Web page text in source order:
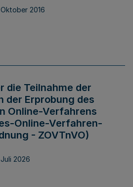
2016
die Teilnahme der
der Erprobung des
Online-Verfahrens
Online-Verfahren-
- ZOVTnVO)
2026